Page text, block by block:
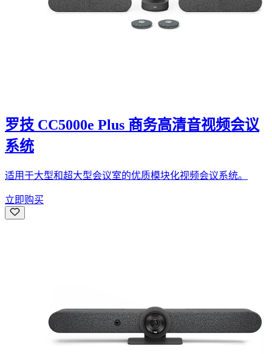
罗技 CC5000e Plus 商务高清音视频会议
系统
适用于大型和超大型会议室的优质模块化视频会议系统。
立即购买